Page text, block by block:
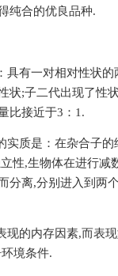
纯合的优良品种.
有一对相对性状的
状;子二代出现了性
比接近于3：1.
质是：在杂合子的
性,生物体在进行减
分离,分别进入到两
的内存因素,而表现
境条件.